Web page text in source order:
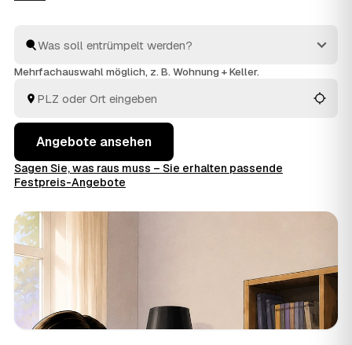
Anbieter aus BY. Statt einzeln zu telefonieren
vergleichen Sie die Vorschläge in Ruhe und entscheiden
fachgerecht.
Mehrfachauswahl möglich, z. B. Wohnung + Keller.
Angebote ansehen
Sagen Sie, was raus muss – Sie erhalten passende
Festpreis-Angebote